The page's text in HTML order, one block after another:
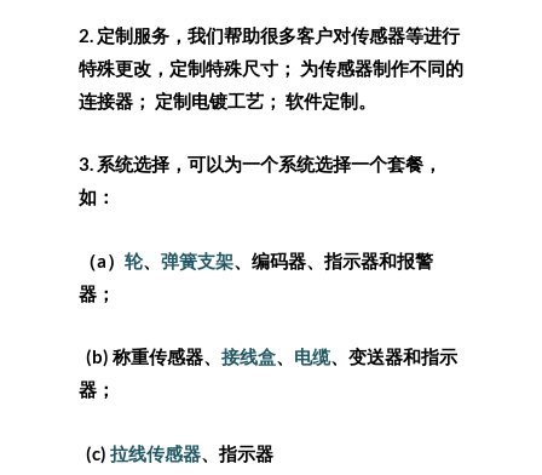
2. 定制服务，我们帮助很多客户对传感器等进行
特殊更改，定制特殊尺寸； 为传感器制作不同的
连接器； 定制电镀工艺； 软件定制。
3. 系统选择，可以为一个系统选择一个套餐，
如：
（a） 轮、 弹簧支架、编码器、指示器和报警
器；
(b) 称重传感器、 接线盒、 电缆、变送器和指示
器；
(c) 拉线传感器、指示器